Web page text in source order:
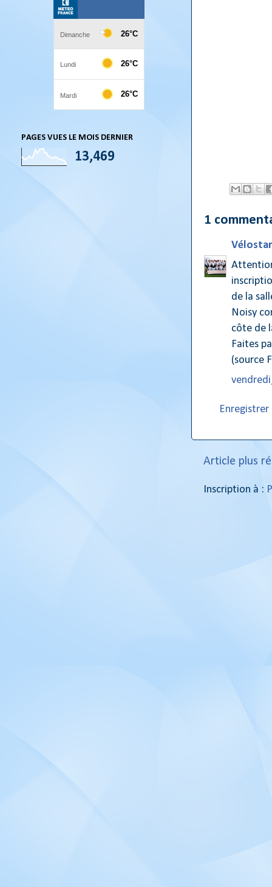
1
de la
Noisy
côte de
Faites
(source
Article plus
Inscription à :
PAGES VUES LE MOIS DERNIER
13,469